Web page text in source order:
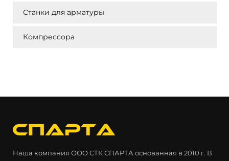
Станки для арматуры
Компрессора
Наша компания ООО СТК СПАРТА основанная в 2010 г. В